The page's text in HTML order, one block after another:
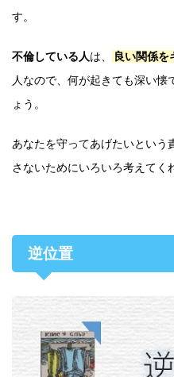
す。
不倫している人は、 良い関係を
人なので、何が起きても深い懐
ょう。
あなたを守ってあげたいという
さないためにいろいろ考えてく
逆位置